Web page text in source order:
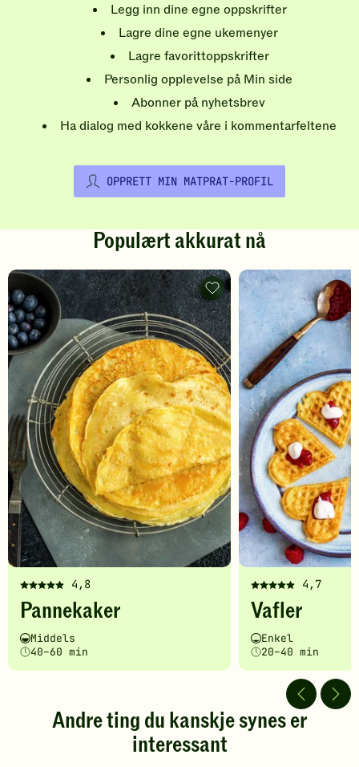
Legg inn dine egne oppskrifter
Lagre dine egne ukemenyer
Lagre favorittoppskrifter
Personlig opplevelse på Min side
Abonner på nyhetsbrev
Ha dialog med kokkene våre i kommentarfeltene
OPPRETT MIN MATPRAT-PROFIL
Populært akkurat nå
4,8
Denne
oppskriften
fått
5
av
stjerner.
Pannekaker
Vanskelighetsgrad
Middels
Tilberedningstid
40–60 min
Pannekaker
-
legg
til
favoritter
4,7
Denne
oppskriften
fått
5
av
stjerner.
Klikk
Vafler
Vanskelighetsgrad
Enkel
Tilberedningstid
20–40 min
Andre ting du kanskje synes er
interessant